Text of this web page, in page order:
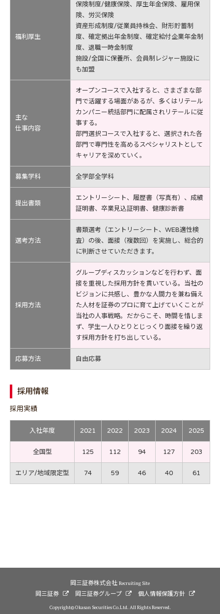
福利厚生
保険制度/健康保険、厚生年金保険、雇用保
険、労災保険
資産形成制度/従業員持株会、財形貯蓄制
度、確定拠出年金制度、確定給付企業年金制
度、退職一時金制度
施設/全国に保養所、会員制レジャー施設に
も加盟
主な
仕事内容
オープンコースで入社すると、さまざまな部
門で活躍する場面があるが、多くはリテール
カンパニー統括部門に配属されリテールに従
事する。
部門選択コースで入社すると、選択された各
部門で専門性を高めるスペシャリストとして
キャリアを深めていく。
募集学科 全学部全学科
提出書類
エントリーシート、履歴書（写真有）、成績
証明書、卒業見込証明書、健康診断書
選考方法
書類選考（エントリーシート、WEB適性検
査）の後、面接（複数回）を実施し、総合的
に判断させていただきます。
採用方法
グループディスカッションなどを行わず、面
接を重視した採用方針を貫いている。当社の
ビジョンに共感し、豊かな人間力を兼ね備え
た人材を証券のプロに育て上げていくことが
当社の人事戦略。だからこそ、時間を惜しま
ず、学生一人ひとりとじっくり面接を繰り返
す採用方針を打ち出している。
応募方法 自由応募
採用情報
採用実績
入社年度 2021 2022 2023 2024 2025
全国型 125 112 94 127 203
エリア/地域限定型 74 59 46 40 61
岡三証券株式会社 Recruiting Site
岡三証券 岡三証券グループ 個人情報保護方針
Copyright© Okasan Securities Co.Ltd. All Rights Reserved.